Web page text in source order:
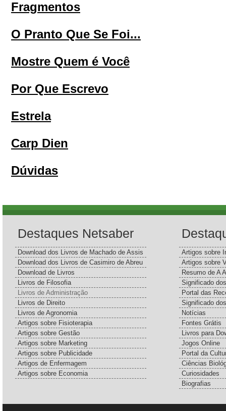
Fragmentos
O Pranto Que Se Foi...
Mostre Quem é Você
Por Que Escrevo
Estrela
Carp Dien
Dúvidas
Destaques Netsaber
Download dos Livros de Machado de Assis
Download dos Livros de Casimiro de Abreu
Download de Livros
Livros de Filosofia
Livros de Administração
Livros de Direito
Livros de Agronomia
Artigos sobre Fisioterapia
Artigos sobre Gestão
Artigos sobre Marketing
Artigos sobre Publicidade
Artigos de Enfermagem
Artigos sobre Economia
Artigos sobre
Artigos sobre
Resumo de A
Significado
Portal das
Significado
Notícias
Fontes Grátis
Livros para
Jogos Online
Portal da
Ciências
Curiosidades
Biografias